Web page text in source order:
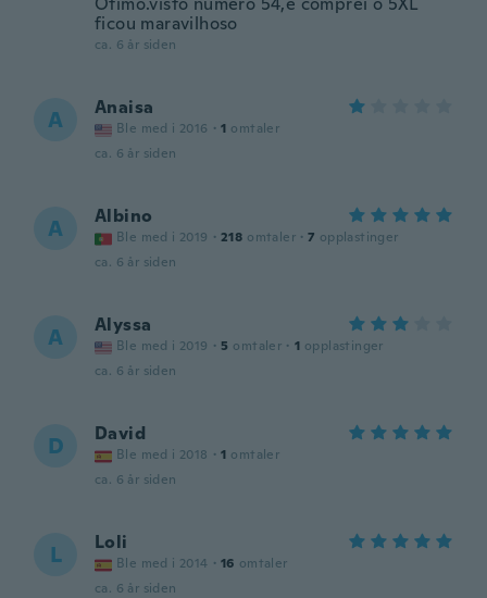
ficou maravilhoso
ca. 6 år siden
A Anaisa
Ble med i 2016 · 1 omtaler
ca. 6 år siden
A Albino
Ble med i 2019 · 218 omtaler · 7 opplastinger
ca. 6 år siden
A Alyssa
Ble med i 2019 · 5 omtaler · 1 opplastinger
ca. 6 år siden
D David
Ble med i 2018 · 1 omtaler
ca. 6 år siden
L Loli
Ble med i 2014 · 16 omtaler
ca. 6 år siden